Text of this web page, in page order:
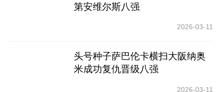
第安维尔斯八强
2026-03-11
头号种子萨巴伦卡横扫大阪纳奥
米成功复仇晋级八强
2026-03-11